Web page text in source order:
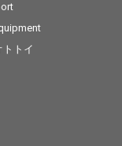
トイ